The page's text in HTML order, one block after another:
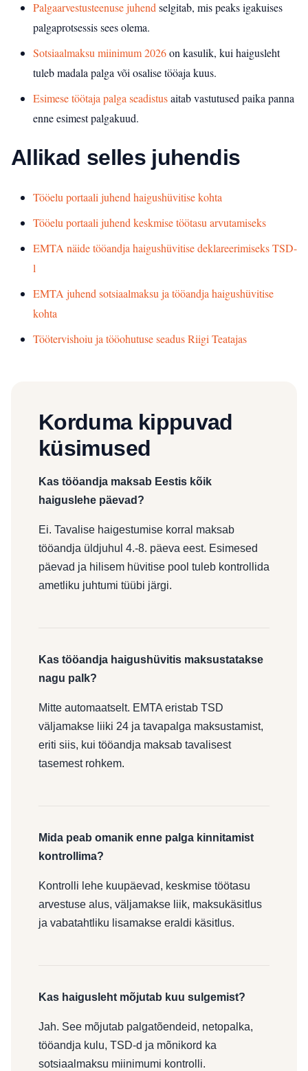
Palgaarvestusteenuse juhendselgitab, mis peaks igakuises
palgaprotsessis sees olema.
Sotsiaalmaksu miinimum 2026on kasulik, kui haigusleht
tuleb madala palga või osalise tööaja kuus.
Esimese töötaja palga seadistusaitab vastutused paika panna
enne esimest palgakuud.
Allikad selles juhendis
Tööelu portaali juhend haigushüvitise kohta
Tööelu portaali juhend keskmise töötasu arvutamiseks
EMTA näide tööandja haigushüvitise deklareerimiseks TSD-
l
EMTA juhend sotsiaalmaksu ja tööandja haigushüvitise
kohta
Töötervishoiu ja tööohutuse seadus Riigi Teatajas
Korduma kippuvad
küsimused
Kas tööandja maksab Eestis kõik
haiguslehe päevad?
Ei. Tavalise haigestumise korral maksab
tööandja üldjuhul 4.-8. päeva eest. Esimesed
päevad ja hilisem hüvitise pool tuleb kontrollida
ametliku juhtumi tüübi järgi.
Kas tööandja haigushüvitis maksustatakse
nagu palk?
Mitte automaatselt. EMTA eristab TSD
väljamakse liiki 24 ja tavapalga maksustamist,
eriti siis, kui tööandja maksab tavalisest
tasemest rohkem.
Mida peab omanik enne palga kinnitamist
kontrollima?
Kontrolli lehe kuupäevad, keskmise töötasu
arvestuse alus, väljamakse liik, maksukäsitlus
ja vabatahtliku lisamakse eraldi käsitlus.
Kas haigusleht mõjutab kuu sulgemist?
Jah. See mõjutab palgatõendeid, netopalka,
tööandja kulu, TSD-d ja mõnikord ka
sotsiaalmaksu miinimumi kontrolli.